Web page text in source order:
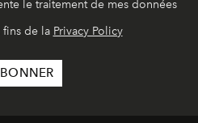
le traitement de mes données
fins de la Privacy Policy